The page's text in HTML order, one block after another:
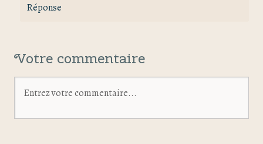
Réponse
Votre commentaire